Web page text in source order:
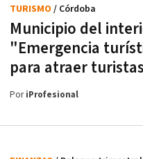
Municipio del
"Emergencia
para atraer turistas
TURISMO / Córdoba
PoriProfesional